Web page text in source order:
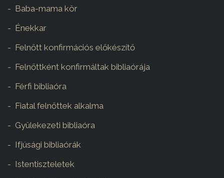
Baba-mama kör
Énekkar
Felnőtt konfirmációs előkészítő
Felnőttként konfirmáltak bibliaórája
Férfi bibliaóra
Fiatal felnőttek alkalma
Gyülekezeti bibliaóra
Ifjúsági bibliaórák
Istentiszteletek